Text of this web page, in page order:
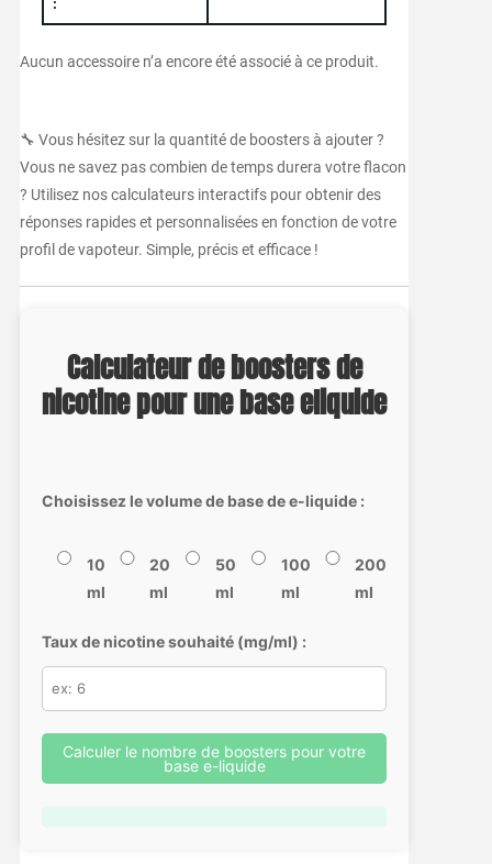
:
Aucun accessoire n’a encore été associé à ce produit.
🔧 Vous hésitez sur la quantité de boosters à ajouter ?
Vous ne savez pas combien de temps durera votre flacon
? Utilisez nos calculateurs interactifs pour obtenir des
réponses rapides et personnalisées en fonction de votre
profil de vapoteur. Simple, précis et efficace !
Calculateur de boosters de
nicotine pour une base eliquide
Choisissez le volume de base de e-liquide :
10
ml
20
ml
50
ml
100
ml
200
ml
Taux de nicotine souhaité (mg/ml) :
Calculer le nombre de boosters pour votre
base e-liquide